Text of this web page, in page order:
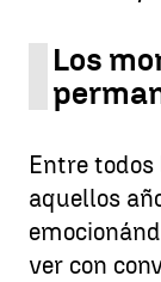
Los
Entre todos
aquellos
ver con